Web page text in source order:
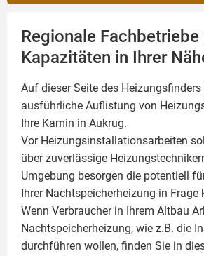
Regionale
Kapazitäten in Ihrer
Auf dieser Seite des
ausführliche Auflistung von
Ihre Kamin in Aukrug.
Vor Heizungsinstallationsarbeiten
über zuverlässige
Umgebung besorgen die potentiell
Ihrer Nachtspeicherheizung in Frage
Wenn Verbraucher in Ihrem Altbau
Nachtspeicherheizung, wie z.B. die
durchführen wollen, finden Sie in